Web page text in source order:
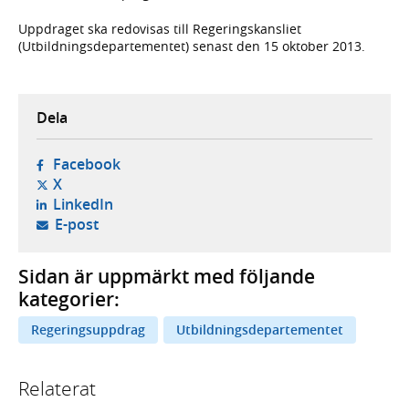
Uppdraget ska redovisas till Regeringskansliet
(Utbildningsdepartementet) senast den 15 oktober 2013.
Dela
Facebook- öppnas i ny flik, extern webbplats,
X- öppnas i ny flik, extern webbplats,
LinkedIn- öppnas i ny flik, extern webbplats,
E-post- öppnar din e-postklient,
Sidan är uppmärkt med följande
kategorier:
Regeringsuppdrag Utbildningsdepartementet
Relaterat